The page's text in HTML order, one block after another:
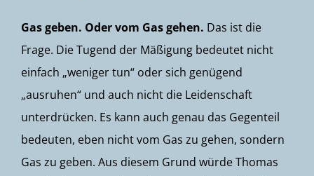
Gas geben. Oder vom Gas gehen. Das ist die
Frage. Die Tugend der Mäßigung bedeutet nicht
einfach „weniger tun“ oder sich genügend
„ausruhen“ und auch nicht die Leidenschaft
unterdrücken. Es kann auch genau das Gegenteil
bedeuten, eben nicht vom Gas zu gehen, sondern
Gas zu geben. Aus diesem Grund würde Thomas